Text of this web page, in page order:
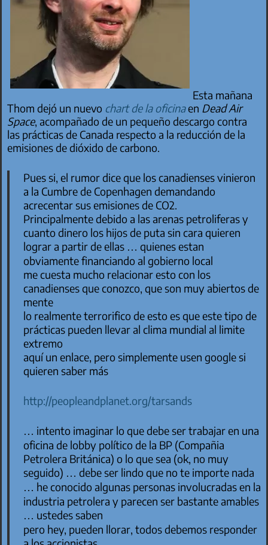
Esta mañana
Thom dejó un nuevo chart de la oficinaen Dead Air
Space, acompañado de un pequeño descargo contra
las prácticas de Canada respecto a la reducción de la
emisiones de dióxido de carbono.
Pues si, el rumor dice que los canadienses vinieron
a la Cumbre de Copenhagen demandando
acrecentar sus emisiones de CO2.
Principalmente debido a las arenas petroliferas y
cuanto dinero los hijos de puta sin cara quieren
lograr a partir de ellas … quienes estan
obviamentefinanciandoal gobierno local
me cuesta mucho relacionar esto con los
canadienses que conozco, que son muy abiertos de
mente
lo realmente terrorifico de esto es que este tipo de
prácticas pueden llevar al clima mundial al limite
extremo
aquí un enlace, pero simplemente usen google si
quieren saber más
http://peopleandplanet.org/tarsands
… intento imaginar lo que debe ser trabajar en una
oficina de lobby político de la BP (Compañia
Petrolera Británica) o lo que sea (ok, no muy
seguido) … debe ser lindo que no te importe nada
… he conocido algunas personas involucradas en la
industria petrolera y parecen ser bastante amables
… ustedes saben
pero hey, pueden llorar, todos debemos responder